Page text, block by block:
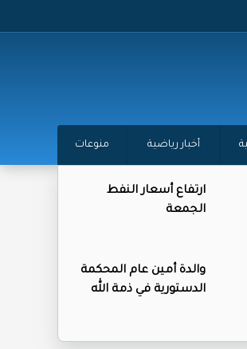
أخبار رياضية منوعات
ارتفاع أسعار النفط
الجمعة
والدة أمين عام المحكمة
الدستورية في ذمة الله